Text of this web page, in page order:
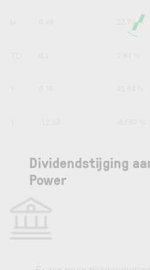
22.79 %
Dividendstijging
Power